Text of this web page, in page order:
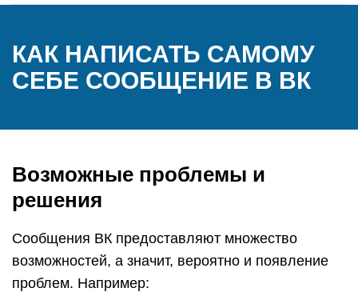
КАК НАПИСАТЬ САМОМУ
СЕБЕ СООБЩЕНИЕ В ВК
Возможные проблемы и
решения
Сообщения ВК предоставляют множество
возможностей, а значит, вероятно и появление
проблем. Например: